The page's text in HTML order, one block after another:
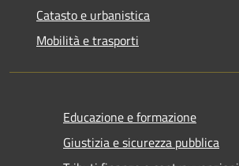
Catasto e urbanistica
Mobilità e trasporti
Educazione e formazione
Giustizia e sicurezza pubblica